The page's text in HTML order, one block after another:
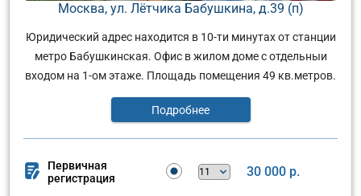
Москва, ул. Лётчика Бабушкина, д.39 (п)
Юридический адрес находится в 10-ти минутах от станции
метро Бабушкинская. Офис в жилом доме с отдельныи
входом на 1-ом этаже. Площадь помещения 49 кв.метров.
Подробнее
Первичная
регистрация
30 000 р.